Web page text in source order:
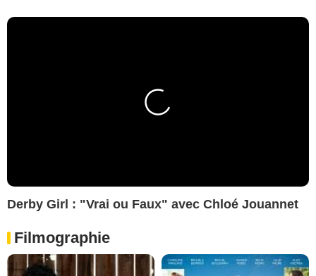
Derby Girl : "Vrai ou Faux" avec Chloé Jouannet
Filmographie